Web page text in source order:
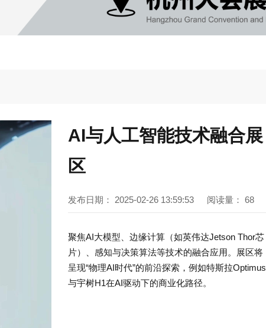
AI与人工智能技术融合展
区
发布日期： 2025-02-26 13:59:53 阅读量： 68
聚焦AI大模型、边缘计算（如英伟达Jetson Thor芯
片）、感知与决策算法等技术的融合应用。展区将
呈现“物理AI时代”的前沿探索，例如特斯拉Optimus
与宇树H1在AI驱动下的商业化路径。